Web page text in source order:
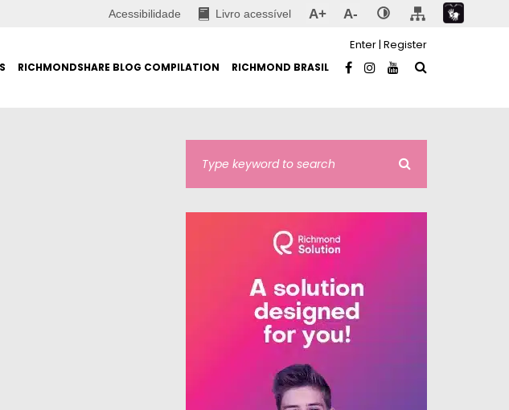
Acessibilidade Livro acessível A+ A-
RICHMONDSHARE BLOG COMPILATION RICHMOND BRASIL
Enter| Register